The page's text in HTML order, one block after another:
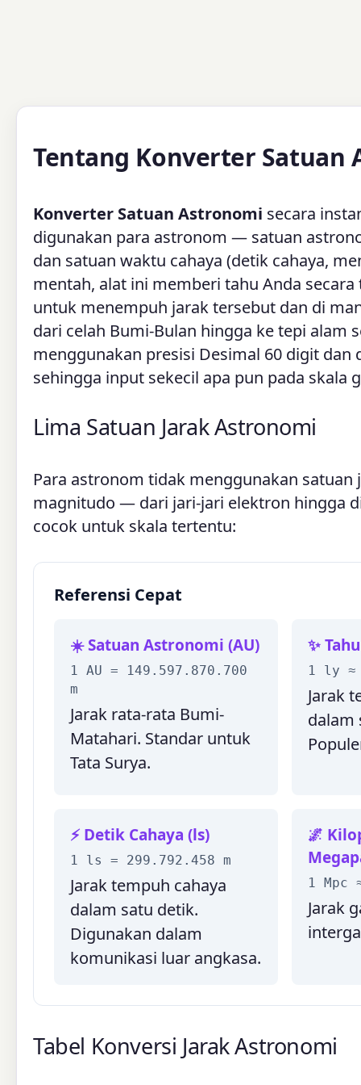
Tentang Konverter Satuan
Konverter Satuan Astronomi secara
digunakan para astronom — satuan
dan satuan waktu cahaya (detik cahaya,
mentah, alat ini memberi tahu Anda
untuk menempuh jarak tersebut dan di
dari celah Bumi-Bulan hingga ke tepi alam
menggunakan presisi Desimal 60 digit dan
sehingga input sekecil apa pun pada skala
Lima Satuan Jarak Astronomi
Para astronom tidak menggunakan
magnitudo — dari jari-jari elektron hingga
cocok untuk skala tertentu:
Referensi Cepat
☀️ Satuan Astronomi (AU)
1 AU = 149.597.870.700
m
Jarak rata-rata Bumi-
Matahari. Standar untuk
Tata Surya.
✨
1 ly ≈
Jarak
dalam
⚡ Detik Cahaya (ls)
1 ls = 299.792.458 m
Jarak tempuh cahaya
dalam satu detik.
Digunakan dalam
komunikasi luar angkasa.
🌌
1
Jarak
Tabel Konversi Jarak Astronomi